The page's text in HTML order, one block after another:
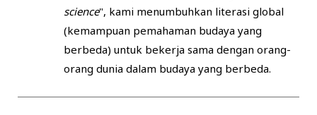
science", kami menumbuhkan literasi global
(kemampuan pemahaman budaya yang
berbeda) untuk bekerja sama dengan orang-
orang dunia dalam budaya yang berbeda.